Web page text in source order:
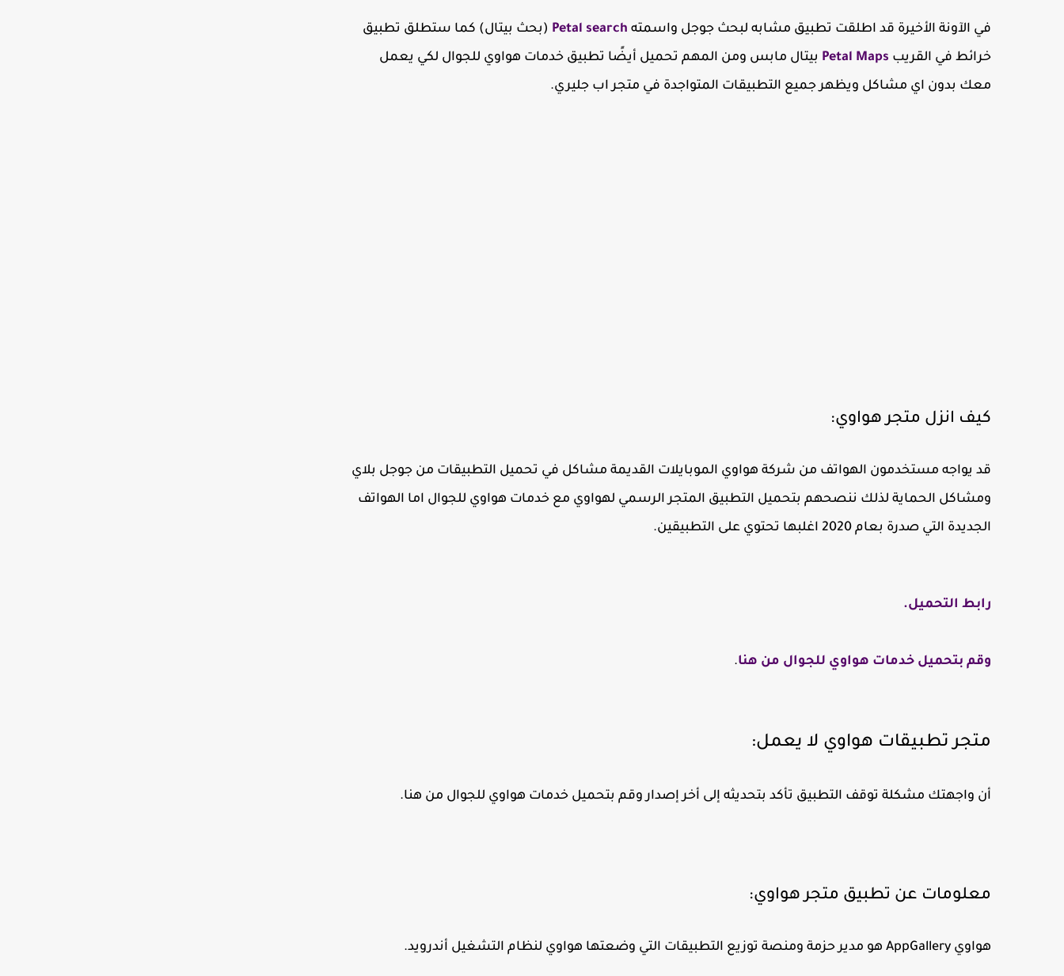
في الآونة الأخيرة قد اطلقت تطبيق مشابه لبحث جوجل واسمته Petal search (بحث بيتال) كما ستطلق تطبيق
خرائط في القريب Petal Maps بيتال مابس ومن المهم تحميل أيضًا تطبيق خدمات هواوي للجوال لكي يعمل
معك بدون اي مشاكل ويظهر جميع التطبيقات المتواجدة في متجر اب جليري.
كيف انزل متجر هواوي:
قد يواجه مستخدمون الهواتف من شركة هواوي الموبايلات القديمة مشاكل في تحميل التطبيقات من جوجل بلاي
ومشاكل الحماية لذلك ننصحهم بتحميل التطبيق المتجر الرسمي لهواوي مع خدمات هواوي للجوال اما الهواتف
الجديدة التي صدرة بعام 2020 اغلبها تحتوي على التطبيقين.
رابط التحميل.
وقم بتحميل خدمات هواوي للجوال من هنا.
متجر تطبيقات هواوي لا يعمل:
أن واجهتك مشكلة توقف التطبيق تأكد بتحديثه إلى أخر إصدار وقم بتحميل خدمات هواوي للجوال من هنا.
معلومات عن تطبيق متجر هواوي:
هواوي AppGallery هو مدير حزمة ومنصة توزيع التطبيقات التي وضعتها هواوي لنظام التشغيل أندرويد.